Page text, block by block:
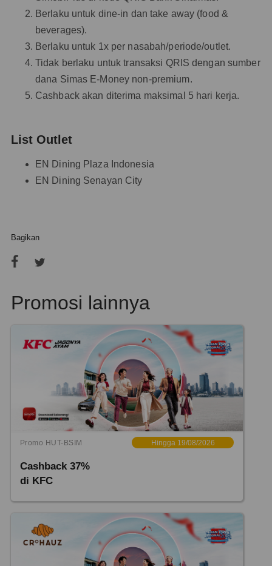
Berlaku untuk dine-in dan take away (food &
beverages).
Berlaku untuk 1x per nasabah/periode/outlet.
Tidak berlaku untuk transaksi QRIS dengan sumber
dana Simas E-Money non-premium.
Cashback akan diterima maksimal 5 hari kerja.
List Outlet
EN Dining Plaza Indonesia
EN Dining Senayan City
Bagikan
Promosi lainnya
Promo HUT-BSIM Hingga 19/08/2026
Cashback 37%
di KFC